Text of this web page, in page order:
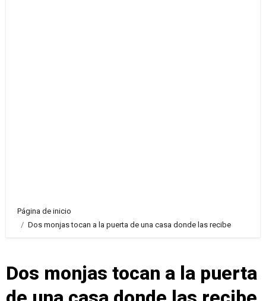
Página de inicio
Dos monjas tocan a la puerta de una casa donde las recibe
Dos monjas tocan a la puerta